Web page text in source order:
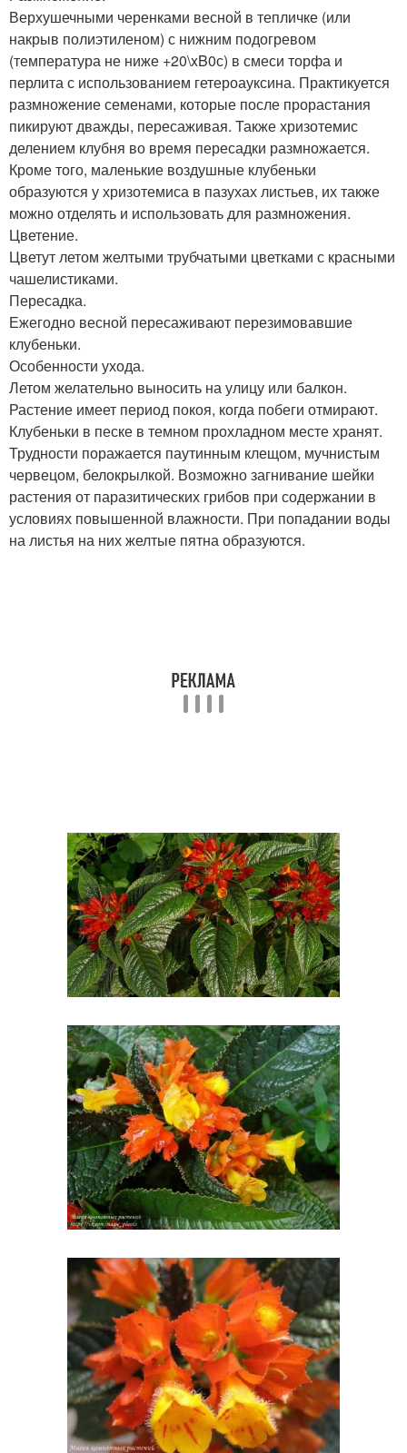
Верхушечными черенками весной в тепличке (или
накрыв полиэтиленом) с нижним подогревом
(температура не ниже +20\xB0с) в смеси торфа и
перлита с использованием гетероауксина. Практикуется
размножение семенами, которые после прорастания
пикируют дважды, пересаживая. Также хризотемис
делением клубня во время пересадки размножается.
Кроме того, маленькие воздушные клубеньки
образуются у хризотемиса в пазухах листьев, их также
можно отделять и использовать для размножения.
Цветение.
Цветут летом желтыми трубчатыми цветками с красными
чашелистиками.
Пересадка.
Ежегодно весной пересаживают перезимовавшие
клубеньки.
Особенности ухода.
Летом желательно выносить на улицу или балкон.
Растение имеет период покоя, когда побеги отмирают.
Клубеньки в песке в темном прохладном месте хранят.
Трудности поражается паутинным клещом, мучнистым
червецом, белокрылкой. Возможно загнивание шейки
растения от паразитических грибов при содержании в
условиях повышенной влажности. При попадании воды
на листья на них желтые пятна образуются.